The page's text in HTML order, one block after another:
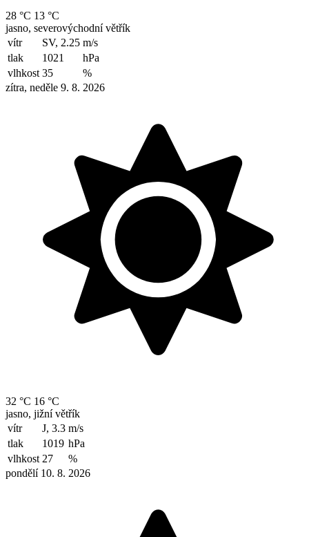
28 °C 13 °C
jasno, severovýchodní větřík
vítr
SV, 2.25 m/s
tlak
1021
hPa
vlhkost 35
%
zítra, neděle 9. 8. 2026
32 °C 16 °C
jasno, jižní větřík
vítr
J, 3.3 m/s
tlak
1019 hPa
vlhkost 27
%
pondělí 10. 8. 2026